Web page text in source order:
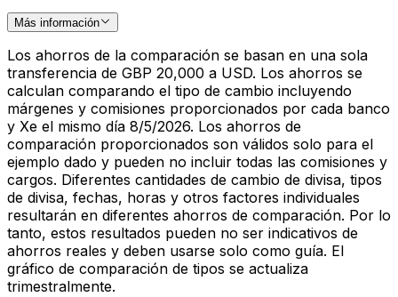
Más información
Los ahorros de la comparación se basan en una sola
transferencia de GBP 20,000 a USD. Los ahorros se
calculan comparando el tipo de cambio incluyendo
márgenes y comisiones proporcionados por cada banco
y Xe el mismo día 8/5/2026. Los ahorros de
comparación proporcionados son válidos solo para el
ejemplo dado y pueden no incluir todas las comisiones y
cargos. Diferentes cantidades de cambio de divisa, tipos
de divisa, fechas, horas y otros factores individuales
resultarán en diferentes ahorros de comparación. Por lo
tanto, estos resultados pueden no ser indicativos de
ahorros reales y deben usarse solo como guía. El
gráfico de comparación de tipos se actualiza
trimestralmente.